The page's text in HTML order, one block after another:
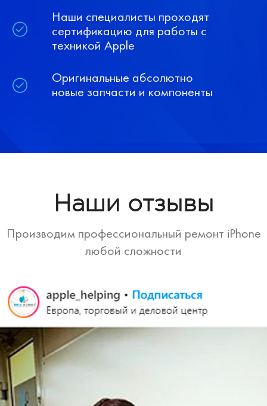
Наши специалисты проходят
сертификацию для работы с
техникой Apple
Оригинальные абсолютно
новые запчасти и компоненты
Наши отзывы
Производим профессиональный ремонт iPhone
любой сложности